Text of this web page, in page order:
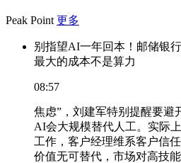
Peak Point 更多
别指望AI一年回本！邮储银
最大的成本不是算力
08:57
焦虑”，刘建军特别提醒要避
AI会大规模替代人工。实际
工作，客户经理维系客户信
价值无可替代，市场对高技